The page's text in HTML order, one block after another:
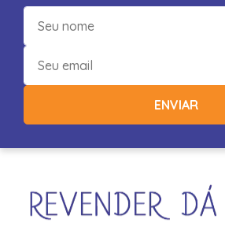
ENVIAR